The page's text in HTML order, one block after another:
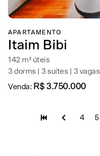
APARTAMENTO
Itaim Bibi
142 m² úteis
3 dorms | 3 suítes | 3 vagas
Venda: R$ 3.750.000
4 5